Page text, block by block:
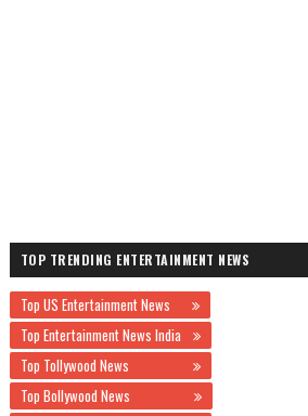
TOP TRENDING ENTERTAINMENT NEWS
Top US Entertainment News
Top Entertainment News India
Top Tollywood News
Top Bollywood News